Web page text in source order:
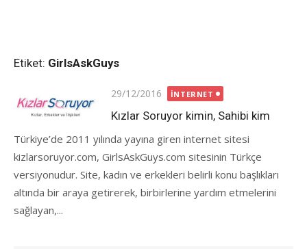
Etiket: GirlsAskGuys
Posted
on
29/12/2016 İNTERNET
Kızlar Soruyor kimin, Sahibi kim
Türkiye’de 2011 yılında yayına giren internet sitesi
kizlarsoruyor.com, GirlsAskGuys.com sitesinin Türkçe
versiyonudur. Site, kadın ve erkekleri belirli konu başlıkları
altında bir araya getirerek, birbirlerine yardım etmelerini
sağlayan,...